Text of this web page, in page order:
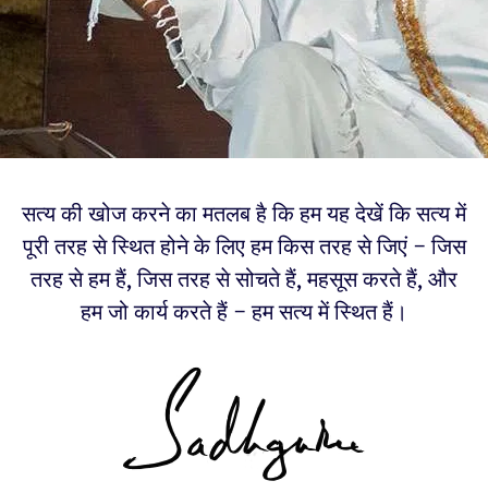
सत्य की खोज करने का मतलब है कि हम यह देखें कि सत्य में
पूरी तरह से स्थित होने के लिए हम किस तरह से जिएं – जिस
तरह से हम हैं, जिस तरह से सोचते हैं, महसूस करते हैं, और
हम जो कार्य करते हैं – हम सत्य में स्थित हैं।